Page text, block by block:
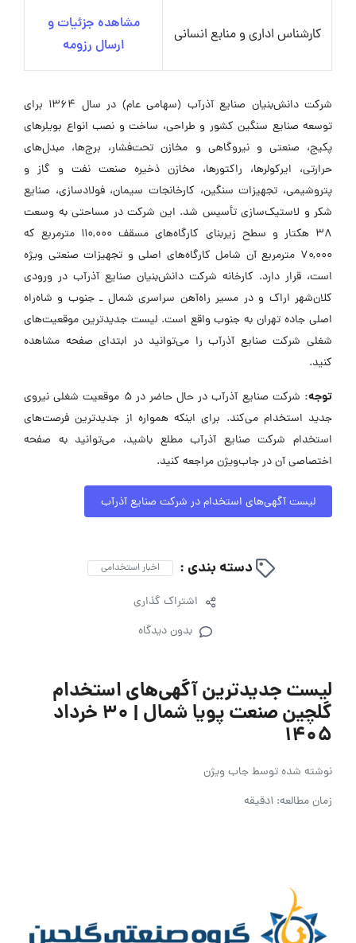
کارشناس اداری و منابع انسانی
مشاهده جزئیات و
ارسال رزومه
شرکت دانش‌بنیان صنایع آذرآب (سهامی عام) در سال ۱۳۶۴ برای
توسعه صنایع سنگین کشور و طراحی، ساخت و نصب انواع بویلرهای
پکیج، صنعتی و نیروگاهی و مخازن تحت‌فشار، برج‌ها، مبدل‌های
حرارتی، ایرکولرها، راکتورها، مخازن ذخیره صنعت نفت و گاز و
پتروشیمی، تجهیزات سنگین، کارخانجات سیمان، فولادسازی، صنایع
شکر و لاستیک‌سازی تأسیس شد. این شرکت در مساحتی به وسعت
۳۸ هکتار و سطح زیربنای کارگاه‌های مسقف ۱۱۰,۰۰۰ مترمربع که
۷۰,۰۰۰ مترمربع آن شامل کارگاه‌های اصلی و تجهیزات صنعتی ویژه
است، قرار دارد. کارخانه شرکت دانش‌بنیان صنایع آذرآب در ورودی
کلان‌شهر اراک و در مسیر راه‌آهن سراسری شمال ـ جنوب و شاه‌راه
اصلی جاده تهران به جنوب واقع است. لیست جدیدترین موقعیت‌های
شغلی شرکت صنایع آذرآب را می‌توانید در ابتدای صفحه مشاهده
کنید.
توجه:
شرکت صنایع آذرآب در حال حاضر در ۵ موقعیت شغلی نیروی
جدید استخدام می‌کند. برای اینکه همواره از جدیدترین فرصت‌های
استخدام شرکت صنایع آذرآب مطلع باشید، می‌توانید به صفحه
اختصاصی آن در جاب‌ویژن مراجعه کنید.
لیست آگهی‌های استخدام در شرکت صنایع آذرآب
دسته بندی : اخبار استخدامی
اشتراک گذاری
بدون دیدگاه
لیست جدیدترین آگهی‌های استخدام
گلچین صنعت پویا شمال | ۳۰ خرداد
۱۴۰۵
نوشته شده توسطجاب ویژن
زمان مطالعه: 1دقیقه